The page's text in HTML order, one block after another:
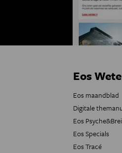
Eos
Eos maandblad
Digitale
Eos
Eos Specials
Eos Tracé